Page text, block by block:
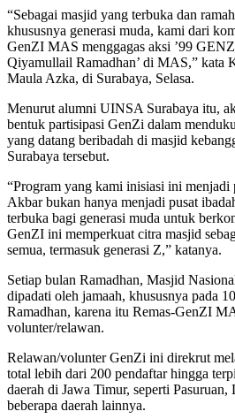
“Sebagai masjid yang terbuka dan
khususnya generasi muda, kami dari
GenZI MAS menggagas aksi ’99
Qiyamullail Ramadhan’ di MAS,” kata
Maula Azka, di Surabaya, Selasa.
Menurut alumni UINSA Surabaya itu,
bentuk partisipasi GenZi dalam
yang datang beribadah di masjid
Surabaya tersebut.
“Program yang kami inisiasi ini
Akbar bukan hanya menjadi pusat
terbuka bagi generasi muda untuk
GenZI ini memperkuat citra masjid
semua, termasuk generasi Z,” katanya.
Setiap bulan Ramadhan, Masjid
dipadati oleh jamaah, khususnya pada
Ramadhan, karena itu Remas-GenZI
volunter/relawan.
Relawan/volunter GenZi ini direkrut
total lebih dari 200 pendaftar hingga
daerah di Jawa Timur, seperti Pasuruan,
beberapa daerah lainnya.